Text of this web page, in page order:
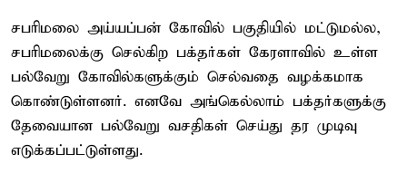
சபரிமலை அய்யப்பன் கோவில் பகுதியில் மட்டுமல்ல,
சபரிமலைக்கு செல்கிற பக்தர்கள் கேரளாவில் உள்ள
பல்வேறு கோவில்களுக்கும் செல்வதை வழக்கமாக
கொண்டுள்ளனர். எனவே அங்கெல்லாம் பக்தர்களுக்கு
தேவையான பல்வேறு வசதிகள் செய்து தர முடிவு
எடுக்கப்பட்டுள்ளது.